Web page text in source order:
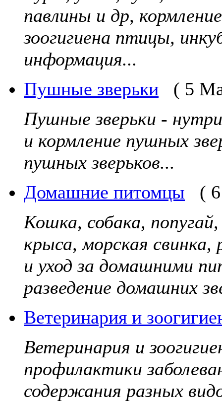
павлины и др,
зоогигиена птицы,
информация...
Пушные зверьки
( 5
Пушные зверьки -
и кормление пушных
пушных зверьков...
Домашние питомцы
(
Кошка, собака,
крыса, морская
и уход за домашними
разведение домашних
Ветеринария и
Ветеринария и
профилактики
содержания разных